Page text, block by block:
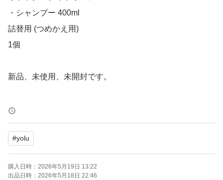
・シャンプー 400ml
詰替用 (つめかえ用)
1個
新品、未使用、未開封です。
商品の上部を少し折り曲げて、ゆうパケットポストminiの
封筒に入れて発送します。
※詰替商品において、｢段ボール梱包が良かった｣とbad評
価をいただきましたが、封筒での発送になります。気にな
る方はご遠慮くださいm(_ _)m
#yolu
購入日時： 2026年5月19日 13:22
出品日時： 2026年5月18日 22:46